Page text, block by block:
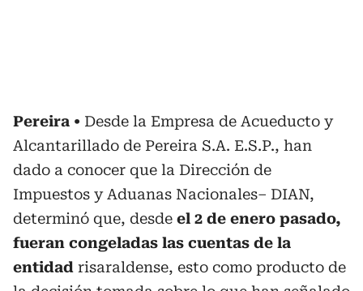
Pereira
Desde la Empresa de Acueducto y
Alcantarillado de Pereira S.A. E.S.P., han
dado a conocer que la Dirección de
Impuestos y Aduanas Nacionales– DIAN,
determinó que, desde el 2 de enero pasado,
fueran congeladas las cuentas de la
entidad risaraldense, esto como producto de